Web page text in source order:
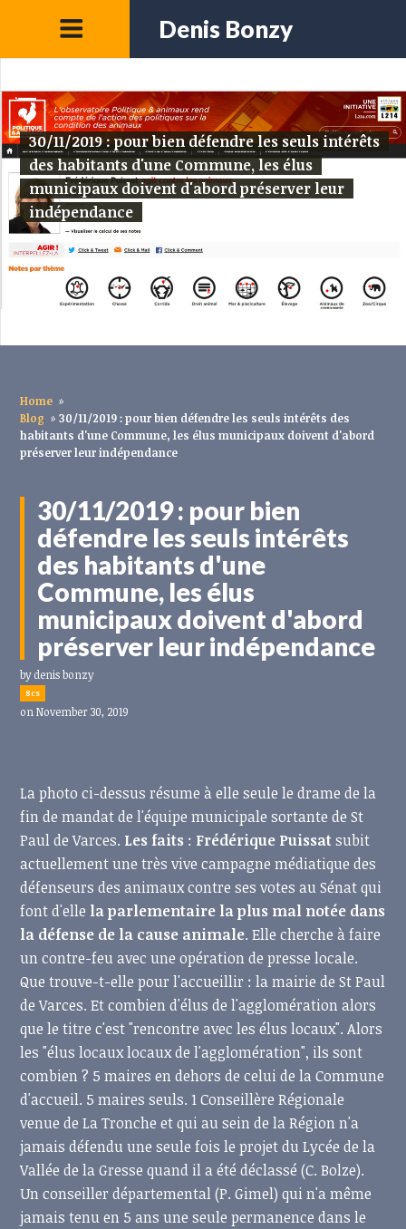
Denis Bonzy
30/11/2019 : pour bien défendre les seuls intérêts
des habitants d'une Commune, les élus
municipaux doivent d'abord préserver leur
indépendance
Home »
Blog » 30/11/2019 : pour bien défendre les seuls intérêts des
habitants d'une Commune, les élus municipaux doivent d'abord
préserver leur indépendance
30/11/2019 : pour bien
défendre les seuls intérêts
des habitants d'une
Commune, les élus
municipaux doivent d'abord
préserver leur indépendance
bydenis bonzy
8cs
on November 30, 2019
La photo ci-dessus résume à elle seule le drame de la
fin de mandat de l'équipe municipale sortante de St
Paul de Varces. Les faits : Frédérique Puissatsubit
actuellement une très vive campagne médiatique des
défenseurs des animaux contre ses votes au Sénat qui
font d'elle la parlementaire la plus mal notée dans
la défense de la cause animale. Elle cherche à faire
un contre-feu avec une opération de presse locale.
Que trouve-t-elle pour l'accueillir : la mairie de St Paul
de Varces. Et combien d'élus de l'agglomération alors
que le titre c'est "rencontre avec les élus locaux". Alors
les "élus locaux locaux de l'agglomération", ils sont
combien ? 5 maires en dehors de celui de la Commune
d'accueil. 5 maires seuls. 1 Conseillère Régionale
venue de La Tronche et qui au sein de la Région n'a
jamais défendu une seule fois le projet du Lycée de la
Vallée de la Gresse quand il a été déclassé (C. Bolze).
Un conseiller départemental (P. Gimel) qui n'a même
jamais tenu en 5 ans une seule permanence dans le